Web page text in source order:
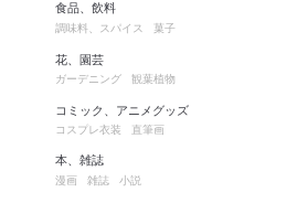
食品、飲料
調味料、スパイス 菓子
花、園芸
ガーデニング 観葉植物
コミック、アニメグッズ
コスプレ衣装 直筆画
本、雑誌
漫画 雑誌 小説